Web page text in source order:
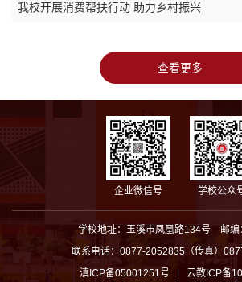
我校开展消费帮扶行动 助力乡村振兴
查看更多
企业微信号 学校公众
学校地址：玉溪市凤凰路134号 邮编
联系电话：0877-2052835（传真）
滇ICP备05001251号 | 云教ICP备